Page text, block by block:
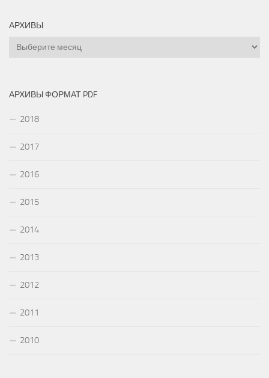
АРХИВЫ
Архивы
АРХИВЫ ФОРМАТ PDF
2018
2017
2016
2015
2014
2013
2012
2011
2010